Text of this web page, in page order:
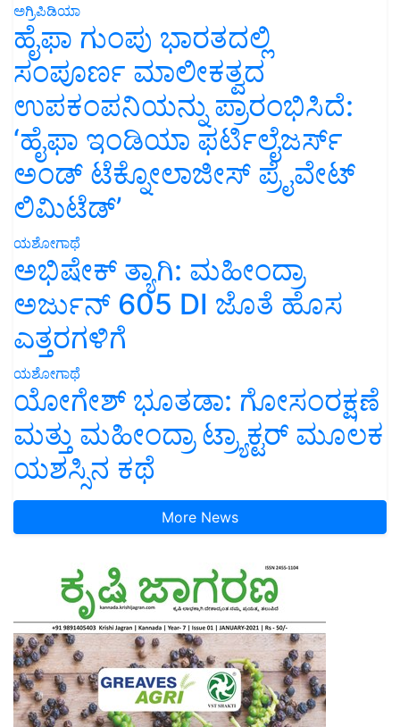
ಅಗ್ರಿಪಿಡಿಯಾ
ಹೈಫಾ ಗುಂಪು ಭಾರತದಲ್ಲಿ
ಸಂಪೂರ್ಣ ಮಾಲೀಕತ್ವದ
ಉಪಕಂಪನಿಯನ್ನು ಪ್ರಾರಂಭಿಸಿದೆ:
‘ಹೈಫಾ ಇಂಡಿಯಾ ಫರ್ಟಿಲೈಜರ್ಸ್
ಅಂಡ್ ಟೆಕ್ನೋಲಾಜೀಸ್ ಪ್ರೈವೇಟ್
ಲಿಮಿಟೆಡ್’
ಯಶೋಗಾಥೆ
ಅಭಿಷೇಕ್ ತ್ಯಾಗಿ: ಮಹೀಂದ್ರಾ
ಅರ್ಜುನ್ 605 DI ಜೊತೆ ಹೊಸ
ಎತ್ತರಗಳಿಗೆ
ಯಶೋಗಾಥೆ
ಯೋಗೇಶ್ ಭೂತಡಾ: ಗೋಸಂರಕ್ಷಣೆ
ಮತ್ತು ಮಹೀಂದ್ರಾ ಟ್ರ್ಯಾಕ್ಟರ್ ಮೂಲಕ
ಯಶಸ್ಸಿನ ಕಥೆ
More News